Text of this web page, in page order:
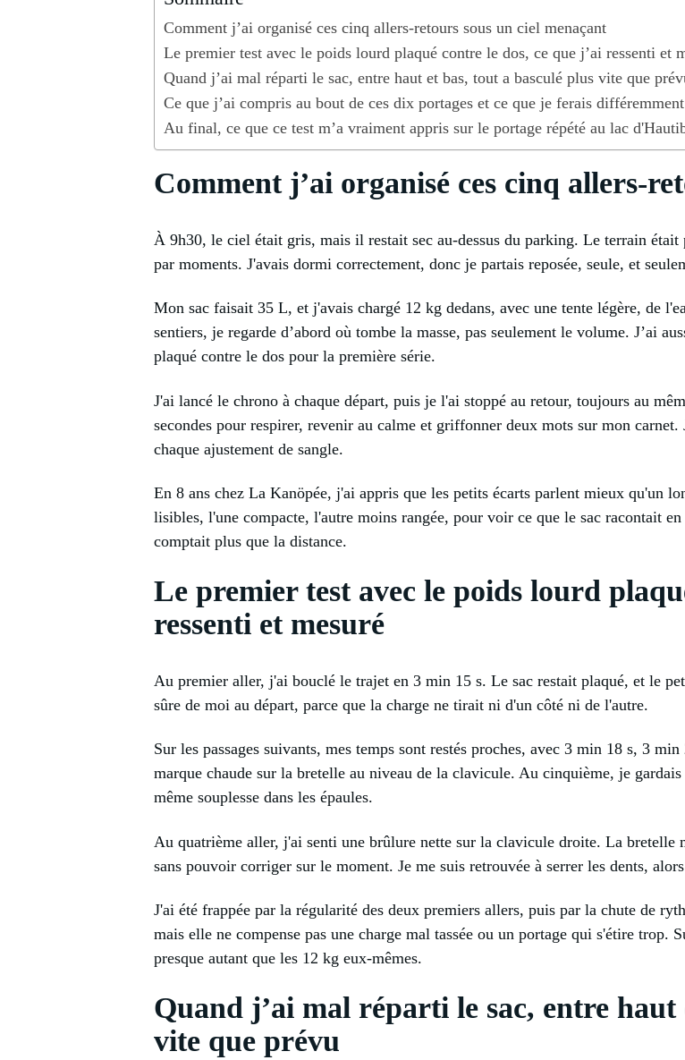
Comment j’ai organisé ces cinq allers-retours sous un ciel menaçant
Le premier test avec le poids lourd plaqué contre le dos, ce que j’ai ressenti et
Quand j’ai mal réparti le sac, entre haut et bas, tout a basculé plus vite que
Ce que j’ai compris au bout de ces dix portages et ce que je ferais différemment
Au final, ce que ce test m’a vraiment appris sur le portage répété au lac
Comment j’ai organisé ces cinq allers-
À 9h30, le ciel était gris, mais il restait sec au-dessus du parking. Le terrain
par moments. J'avais dormi correctement, donc je partais reposée, seule, et
Mon sac faisait 35 L, et j'avais chargé 12 kg dedans, avec une tente légère, de
sentiers, je regarde d’abord où tombe la masse, pas seulement le volume. J’ai
plaqué contre le dos pour la première série.
J'ai lancé le chrono à chaque départ, puis je l'ai stoppé au retour, toujours au
secondes pour respirer, revenir au calme et griffonner deux mots sur mon
chaque ajustement de sangle.
En 8 ans chez La Kanöpée, j'ai appris que les petits écarts parlent mieux qu'un
lisibles, l'une compacte, l'autre moins rangée, pour voir ce que le sac racontait
comptait plus que la distance.
Le premier test avec le poids lourd
ressenti et mesuré
Au premier aller, j'ai bouclé le trajet en 3 min 15 s. Le sac restait plaqué, et le
sûre de moi au départ, parce que la charge ne tirait ni d'un côté ni de l'autre.
Sur les passages suivants, mes temps sont restés proches, avec 3 min 18 s, 3
marque chaude sur la bretelle au niveau de la clavicule. Au cinquième, je
même souplesse dans les épaules.
Au quatrième aller, j'ai senti une brûlure nette sur la clavicule droite. La bretelle
sans pouvoir corriger sur le moment. Je me suis retrouvée à serrer les dents,
J'ai été frappée par la régularité des deux premiers allers, puis par la chute de
mais elle ne compense pas une charge mal tassée ou un portage qui s'étire
presque autant que les 12 kg eux-mêmes.
Quand j’ai mal réparti le sac, entre
vite que prévu